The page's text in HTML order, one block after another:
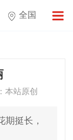
全国
本站原创
期挺长，